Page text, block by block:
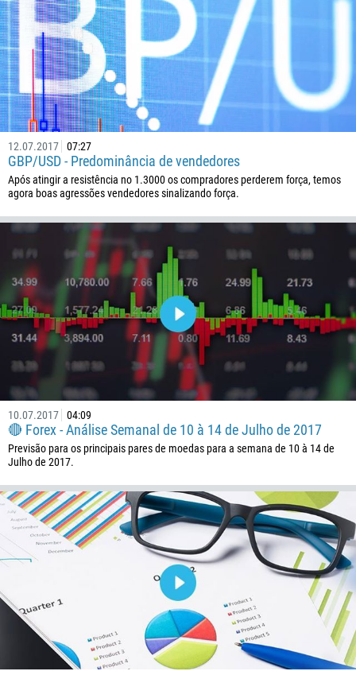
12.07.2017 07:27
GBP/USD - Predominância de vendedores
Após atingir a resistência no 1.3000 os compradores perderem força, temos
agora boas agressões vendedores sinalizando força.
10.07.2017 04:09
🔴 Forex - Análise Semanal de 10 à 14 de Julho de 2017
Previsão para os principais pares de moedas para a semana de 10 à 14 de
Julho de 2017.